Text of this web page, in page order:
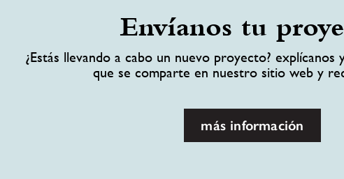
Envíanos tu
¿Estás llevando a cabo un nuevo proyecto?
que se comparte en nuestro sitio web y
más información